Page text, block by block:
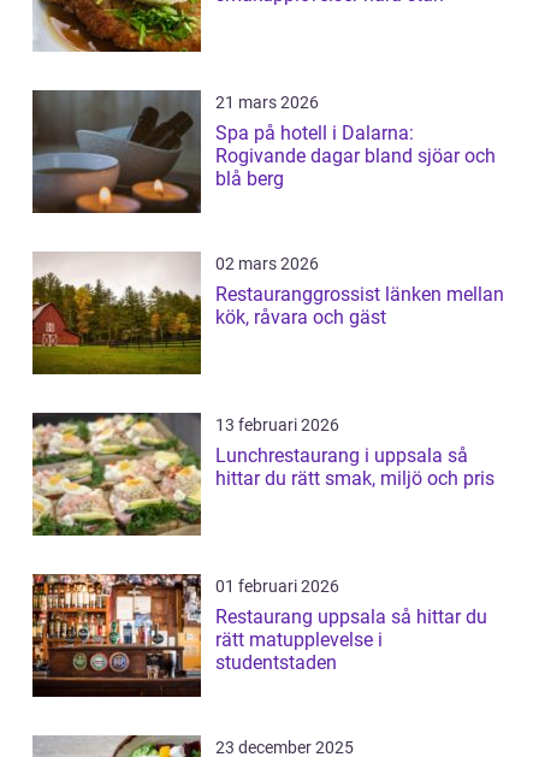
21 mars 2026
Spa på hotell i Dalarna:
Rogivande dagar bland sjöar och
blå berg
02 mars 2026
Restauranggrossist länken mellan
kök, råvara och gäst
13 februari 2026
Lunchrestaurang i uppsala så
hittar du rätt smak, miljö och pris
01 februari 2026
Restaurang uppsala så hittar du
rätt matupplevelse i
studentstaden
23 december 2025